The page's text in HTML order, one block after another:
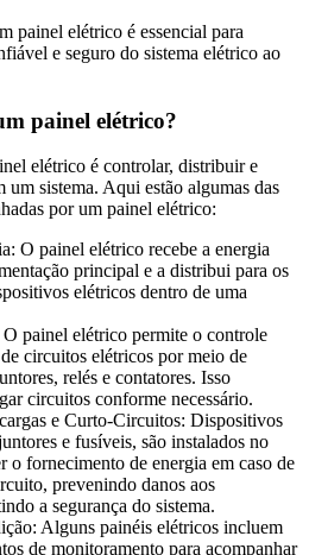
painel elétrico é essencial para
e seguro do sistema elétrico ao
painel elétrico?
elétrico é controlar, distribuir e
um sistema. Aqui estão algumas das
por um painel elétrico:
O painel elétrico recebe a energia
principal e a distribui para os
elétricos dentro de uma
painel elétrico permite o controle
circuitos elétricos por meio de
relés e contatores. Isso
circuitos conforme necessário.
e Curto-Circuitos: Dispositivos
e fusíveis, são instalados no
o fornecimento de energia em caso de
prevenindo danos aos
a segurança do sistema.
Alguns painéis elétricos incluem
de monitoramento para acompanhar